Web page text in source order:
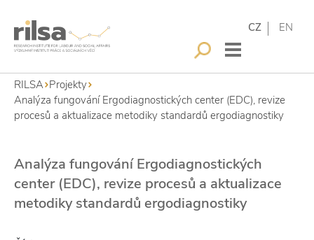
CZ EN
RILSA Projekty
Analýza fungování Ergodiagnostických center (EDC), revize
procesů a aktualizace metodiky standardů ergodiagnostiky
Analýza fungování Ergodiagnostických
center (EDC), revize procesů a aktualizace
metodiky standardů ergodiagnostiky